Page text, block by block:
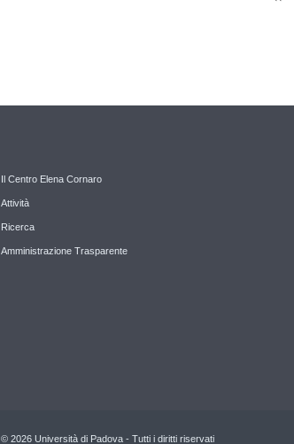
Il Centro Elena Cornaro
Attività
Ricerca
Amministrazione Trasparente
© 2026 Università di Padova - Tutti i diritti riservati